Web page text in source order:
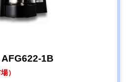
AFG622-1B
）